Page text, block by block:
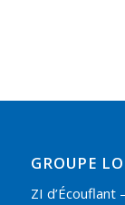
GROUPE
ZI d’Écouflant